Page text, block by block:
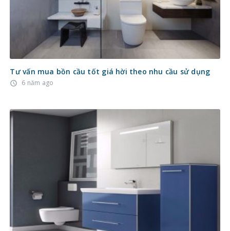
Tư vấn mua bồn cầu tốt giá hời theo nhu cầu sử dụng
access_time 6 năm ago